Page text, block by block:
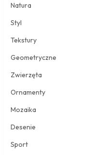
Natura
Styl
Tekstury
Geometryczne
Zwierzęta
Ornamenty
Mozaika
Desenie
Sport